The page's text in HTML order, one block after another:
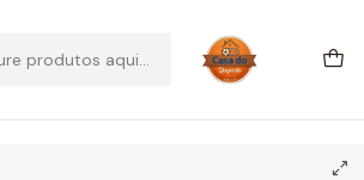
Adidas adidas Jabbar Low Green